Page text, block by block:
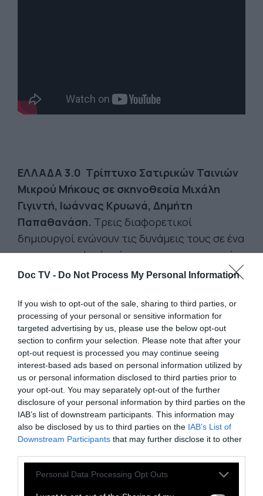
Doc TV - Do Not Process My Personal Information
If you wish to opt-out of the sale, sharing to third parties, or
processing of your personal or sensitive information for
targeted advertising by us, please use the below opt-out
section to confirm your selection. Please note that after your
opt-out request is processed you may continue seeing
interest-based ads based on personal information utilized by
us or personal information disclosed to third parties prior to
your opt-out. You may separately opt-out of the further
disclosure of your personal information by third parties on the
IAB’s list of downstream participants. This information may
also be disclosed by us to third parties on the IAB’s List of
Downstream Participants that may further disclose it to other
Personal Data Processing Opt Outs
ΕΛΛΑΔΑ 3.0 Τρίπτυχο Σατιρικών Ταινιών
Μικρού Μήκους σε σκηνοθεσία Μιχάλη
Γιγιντή, Ιωάννας Κρυωνά, Δημήτη
Παπαθανάση. Τρεις διαφορετικοί
δημιουργοί ενώνουν τις δυνάμεις τους σε ένα
κινηματογραφικό τρίπτυχο που παρατηρεί
τη σύγχρονη ελληνική πραγματικότητα μέσα
σατιρική ματιά. Το «100 Χρόνια Μπροστά»
του Μιχάλη Γιγιντή, το «Planet Balcony» της
Ιωάννας Κρυωνά και το «Χοῦς εἶ καί εἰς χοῦν
ἀπελεύσει» του Δημήτρη Παπαθανάση
συνθέτουν τρεις ξεχωριστές ιστορίες που
ισορροπούν ανάμεσα στο αλλόκοτο και το
οικείο, αποτυπώνοντας με αιχμηρό τρόπο
την Ελλάδα του σήμερα.
100 Χρόνια Μπροστά: Ο Λάκης, ένας